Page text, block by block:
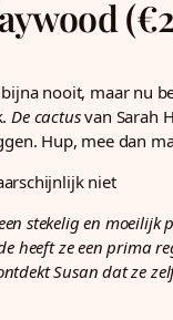
nooit, maar nu
De cactusvan Sarah
Hup, mee dan
niet
stekelig en
heeft ze een
Susan dat ze